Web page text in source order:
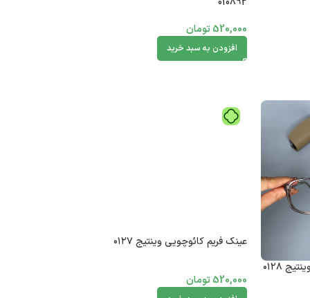
520,000تومان
افزودن به سبد خرید
۰۱۲۸
عینک فریم کائوچویی وینتیج ۰۱۲۷
520,000تومان